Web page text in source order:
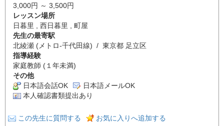
3,000円 ～ 3,500円
レッスン場所
日暮里 , 西日暮里 , 町屋
先生の最寄駅
北綾瀬 (メトロ-千代田線) / 東京都 足立区
指導経験
家庭教師 (１年未満)
その他
日本語会話OK
日本語メールOK
本人確認書類提出あり
この先生に質問する
お気に入りへ追加する